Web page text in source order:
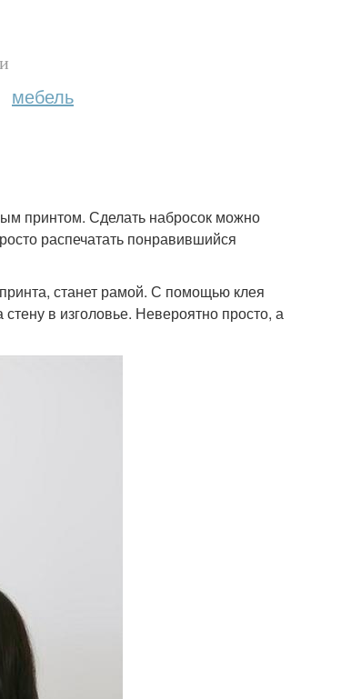
мебель
принтом. Сделать набросок можно
распечатать понравившийся
станет рамой. С помощью клея
в изголовье. Невероятно просто, а